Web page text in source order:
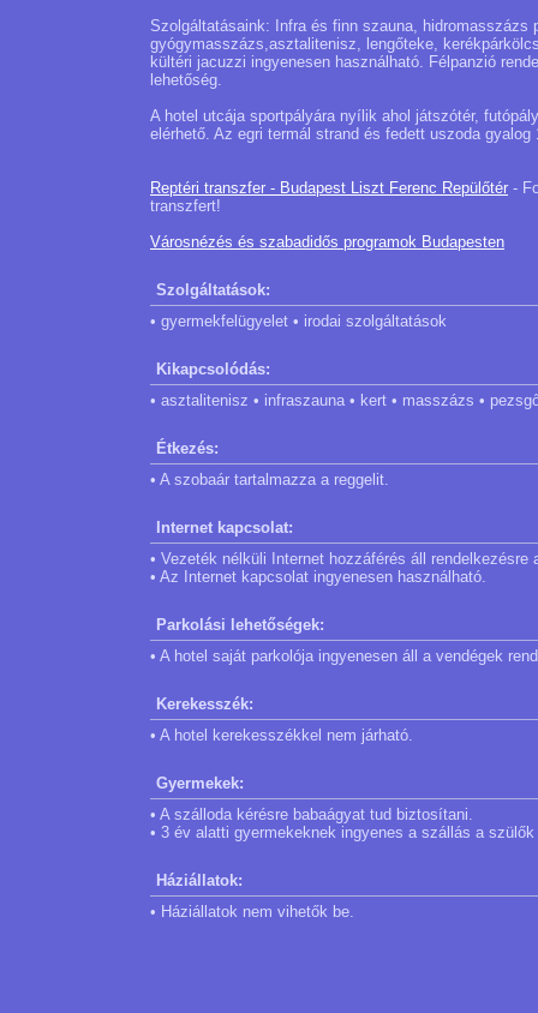
Szolgáltatásaink: Infra és finn szauna,
gyógymasszázs,asztalitenisz, lengőteke,
kültéri jacuzzi ingyenesen használható. Félpanzió
lehetőség.
A hotel utcája sportpályára nyílik ahol játszótér,
elérhető. Az egri termál strand és fedett uszoda
Reptéri transzfer - Budapest Liszt Ferenc Repülőtér -
transzfert!
Városnézés és szabadidős programok Budapesten
Szolgáltatások:
• gyermekfelügyelet • irodai szolgáltatások
Kikapcsolódás:
• asztalitenisz • infraszauna • kert • masszázs •
Étkezés:
• A szobaár tartalmazza a reggelit.
Internet kapcsolat:
• Vezeték nélküli Internet hozzáférés áll rendelkezésre
• Az Internet kapcsolat ingyenesen használható.
Parkolási lehetőségek:
• A hotel saját parkolója ingyenesen áll a vendégek
Kerekesszék:
• A hotel kerekesszékkel nem járható.
Gyermekek:
• A szálloda kérésre babaágyat tud biztosítani.
• 3 év alatti gyermekeknek ingyenes a szállás a
Háziállatok:
• Háziállatok nem vihetők be.